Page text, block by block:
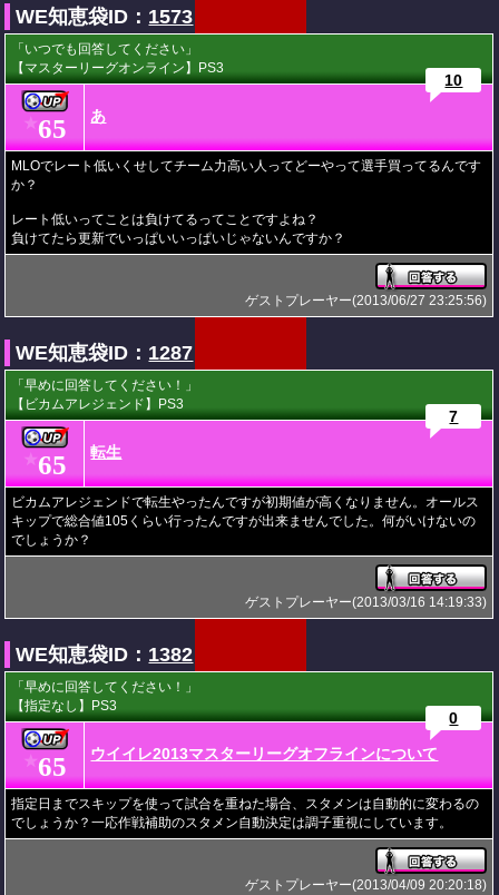
WE知恵袋ID： 1573
「いつでも回答してください」
【マスターリーグオンライン】PS3
★65 あ
10
MLOでレート低いくせしてチーム力高い人ってどーやって選手買ってるんです
か？
レート低いってことは負けてるってことですよね？
負けてたら更新でいっぱいいっぱいじゃないんですか？
ゲストプレーヤー(2013/06/27 23:25:56)
WE知恵袋ID： 1287
「早めに回答してください！」
【ビカムアレジェンド】PS3
★65 転生
7
ビカムアレジェンドで転生やったんですが初期値が高くなりません。オールス
キップで総合値105くらい行ったんですが出来ませんでした。何がいけないの
でしょうか？
ゲストプレーヤー(2013/03/16 14:19:33)
WE知恵袋ID： 1382
「早めに回答してください！」
【指定なし】PS3
★65 ウイイレ2013マスターリーグオフラインについて
0
指定日までスキップを使って試合を重ねた場合、スタメンは自動的に変わるの
でしょうか？一応作戦補助のスタメン自動決定は調子重視にしています。
ゲストプレーヤー(2013/04/09 20:20:18)